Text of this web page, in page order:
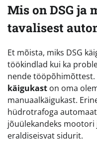
Mis on DSG ja
tavalisest
Et mõista, miks DSG
töökindlad kui ka
nende tööpõhimõttest.
käigukast on oma
manuaalkäigukast.
hüdrotrafoga
jõuülekandeks mootori
eraldiseisvat sidurit.